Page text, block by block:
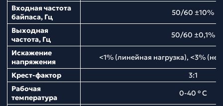
Входная частота
байпаса, Гц
50/60 ±10%
Выходная
частота, Гц
50/60 ±0,1%
Искажение
напряжения
<1% (линейная нагрузка), <3%
Крест-фактор
3:1
Рабочая
температура
0-40 ° С